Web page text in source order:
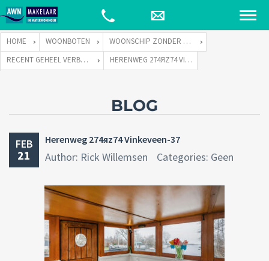
HOME WOONBOTEN
WOONSCHIP ZONDER LIGPLAATS
RECENT GEHEEL VERBOUWD WOONSCHIP ZONDER LIGPLAATS.
HERENWEG 274ЯZ74 VINKEVEEN-37
BLOG
FEB
21
Herenweg 274яz74 Vinkeveen-37
Author: Rick Willemsen Categories: Geen